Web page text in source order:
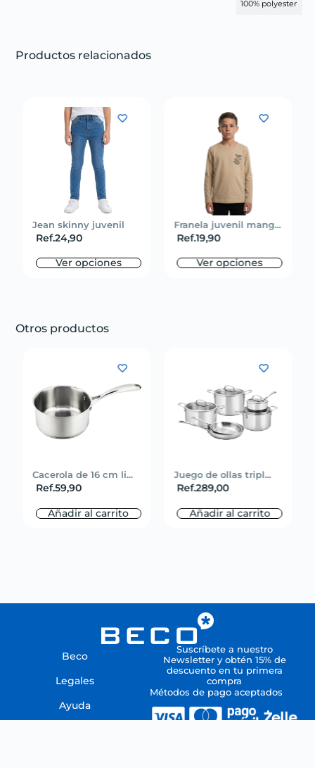
100% polyester
Productos relacionados
Jean skinny juvenil
Ref.24,90
Ver opciones
Franela juvenil mang...
Ref.19,90
Ver opciones
Otros productos
Cacerola de 16 cm li...
Ref.59,90
Añadir al carrito
Juego de ollas tripl...
Ref.289,00
Añadir al carrito
Beco
Legales
Ayuda
Suscríbete a nuestro
Newsletter y obtén 15% de
descuento en tu primera
compra
Métodos de pago aceptados